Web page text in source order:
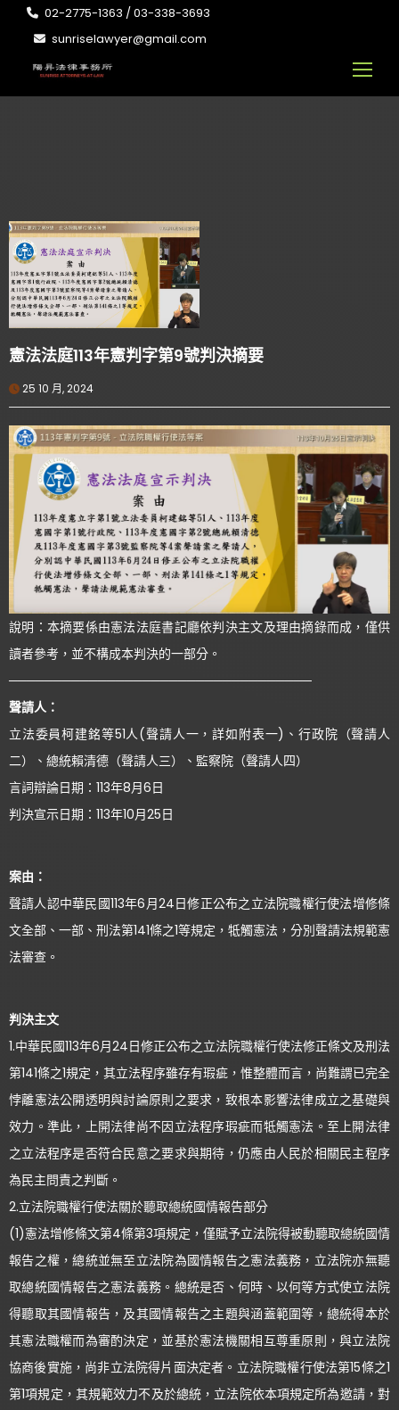
02-2775-1363 / 03-338-3693
sunriselawyer@gmail.com
憲法法庭113年憲判字第9號判決摘要
25 10 月, 2024
說明：本摘要係由憲法法庭書記廳依判決主文及理由摘錄而成，僅供
讀者參考，並不構成本判決的一部分。
──────────────────────────────────
聲請人：
立法委員柯建銘等51人(聲請人一，詳如附表一)、行政院（聲請人
二）、總統賴清德（聲請人三）、監察院（聲請人四）
言詞辯論日期：113年8月6日
判決宣示日期：113年10月25日
案由：
聲請人認中華民國113年6月24日修正公布之立法院職權行使法增修條
文全部、一部、刑法第141條之1等規定，牴觸憲法，分別聲請法規範憲
法審查。
判決主文
1.中華民國113年6月24日修正公布之立法院職權行使法修正條文及刑法
第141條之1規定，其立法程序雖存有瑕疵，惟整體而言，尚難謂已完全
悖離憲法公開透明與討論原則之要求，致根本影響法律成立之基礎與
效力。準此，上開法律尚不因立法程序瑕疵而牴觸憲法。至上開法律
之立法程序是否符合民意之要求與期待，仍應由人民於相關民主程序
為民主問責之判斷。
2.立法院職權行使法關於聽取總統國情報告部分
(1)憲法增修條文第4條第3項規定，僅賦予立法院得被動聽取總統國情
報告之權，總統並無至立法院為國情報告之憲法義務，立法院亦無聽
取總統國情報告之憲法義務。總統是否、何時、以何等方式使立法院
得聽取其國情報告，及其國情報告之主題與涵蓋範圍等，總統得本於
其憲法職權而為審酌決定，並基於憲法機關相互尊重原則，與立法院
協商後實施，尚非立法院得片面決定者。立法院職權行使法第15條之1
第1項規定，其規範效力不及於總統，立法院依本項規定所為邀請，對